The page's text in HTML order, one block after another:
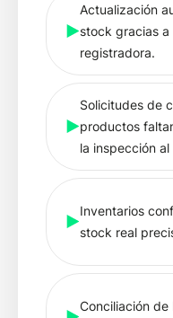
Actualización
stock gracias a
registradora.
Solicitudes de
productos
la inspección
Inventarios
stock real
Conciliación